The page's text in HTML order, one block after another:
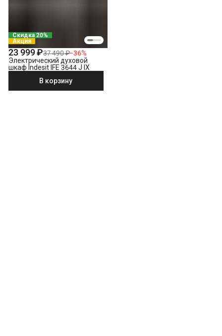
Скидка 20%
Акция
23 999 ₽37 490 ₽−36%
Электрический духовой
шкаф Indesit IFE 3644 J IX
В корзину